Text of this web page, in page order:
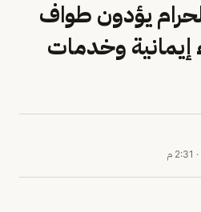
يؤدون طواف
إيمانية وخدمات
· 2:31 م